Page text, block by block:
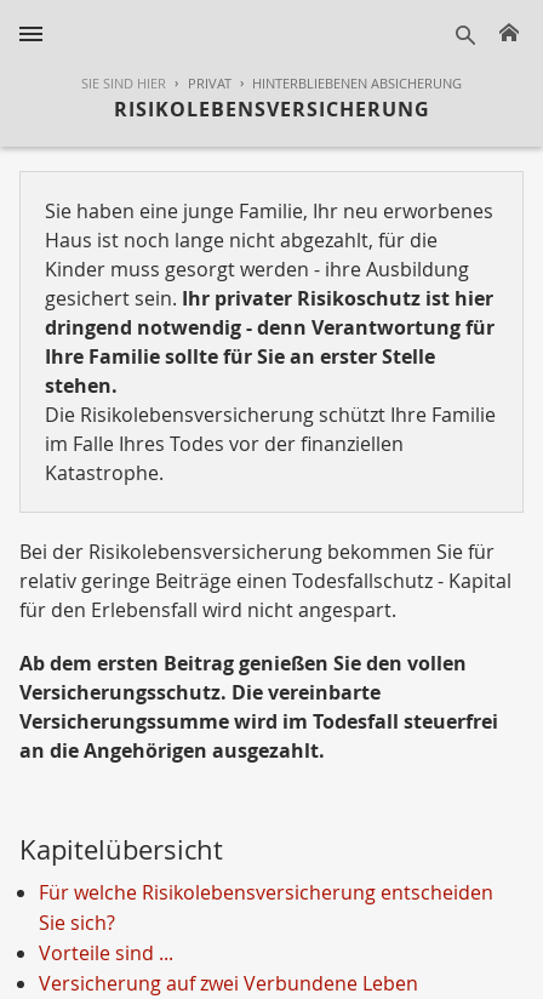
SIE SIND HIER PRIVAT HINTERBLIEBENEN ABSICHERUNG
RISIKOLEBENSVERSICHERUNG
Sie haben eine junge Familie, Ihr neu erworbenes
Haus ist noch lange nicht abgezahlt, für die
Kinder muss gesorgt werden - ihre Ausbildung
gesichert sein. Ihr privater Risikoschutz ist hier
dringend notwendig - denn Verantwortung für
Ihre Familie sollte für Sie an erster Stelle
stehen.
Die Risikolebensversicherung schützt Ihre Familie
im Falle Ihres Todes vor der finanziellen
Katastrophe.
Bei der Risikolebensversicherung bekommen Sie für
relativ geringe Beiträge einen Todesfallschutz - Kapital
für den Erlebensfall wird nicht angespart.
Ab dem ersten Beitrag genießen Sie den vollen
Versicherungsschutz. Die vereinbarte
Versicherungssumme wird im Todesfall steuerfrei
an die Angehörigen ausgezahlt.
Kapitelübersicht
Für welche Risikolebensversicherung entscheiden
Sie sich?
Vorteile sind ...
Versicherung auf zwei Verbundene Leben